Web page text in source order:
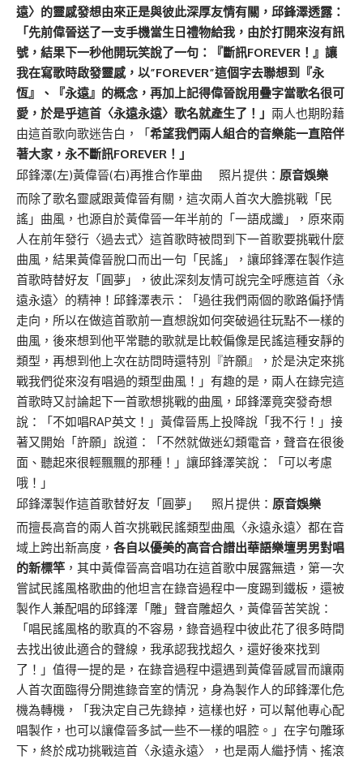
遠〉的靈感發想由來正是與彼此深厚友情有關，邱鋒澤透露：
「先前偉晉送了一支手機當生日禮物給我，由於打開來沒有訊
號，結果下一秒他開玩笑說了一句：『斷訊FOREVER！』讓
我在寫歌時啟發靈感，以”FOREVER”這個字去聯想到『永
恆』、『永遠』的概念，再加上記得偉晉說用疊字當歌名很可
愛，於是乎這首〈永遠永遠〉歌名就產生了！」 兩人也期盼藉
由這首歌向歌迷告白，「希望我們兩人組合的音樂能一直陪伴
著大家，永不斷訊FOREVER！」
邱鋒澤(左)黃偉晉(右)再推合作單曲 照片提供： 原音娛樂
而除了歌名靈感跟黃偉晉有關，這次兩人首次大膽挑戰「民
謠」曲風，也源自於黃偉晉一年半前的「一語成讖」，原來兩
人在前年發行〈過去式〉這首歌時被問到下一首歌要挑戰什麼
曲風，結果黃偉晉脫口而出一句「民謠」，讓邱鋒澤在製作這
首歌時替好友「圓夢」，彼此深刻友情可說完全呼應這首〈永
遠永遠〉的精神！邱鋒澤表示：「過往我們兩個的歌路偏抒情
走向，所以在做這首歌前一直想說如何突破過往玩點不一樣的
曲風，後來想到他平常聽的歌就是比較偏像是民謠這種安靜的
類型，再想到他上次在訪問時還特別『許願』，於是決定來挑
戰我們從來沒有唱過的類型曲風！」有趣的是，兩人在錄完這
首歌時又討論起下一首歌想挑戰的曲風，邱鋒澤竟突發奇想
說：「不如唱RAP英文！」黃偉晉馬上投降說「我不行！」接
著又開始「許願」說道：「不然就做迷幻類電音，聲音在很後
面、聽起來很輕飄飄的那種！」讓邱鋒澤笑說：「可以考慮
哦！」
邱鋒澤製作這首歌替好友「圓夢」 照片提供： 原音娛樂
而擅長高音的兩人首次挑戰民謠類型曲風〈永遠永遠〉都在音
域上跨出新高度， 各自以優美的高音合譜出華語樂壇男男對唱
的新標竿 ，其中黃偉晉高音唱功在這首歌中展露無遺，第一次
嘗試民謠風格歌曲的他坦言在錄音過程中一度踢到鐵板，還被
製作人兼配唱的邱鋒澤「雕」聲音雕超久，黃偉晉苦笑說：
「唱民謠風格的歌真的不容易，錄音過程中彼此花了很多時間
去找出彼此適合的聲線，我承認我找超久，還好後來找到
了！」值得一提的是，在錄音過程中還遇到黃偉晉感冒而讓兩
人首次面臨得分開進錄音室的情況，身為製作人的邱鋒澤化危
機為轉機，「我決定自己先錄掉，這樣也好，可以幫他專心配
唱製作，也可以讓偉晉多試一些不一樣的唱腔。」在字句雕琢
下，終於成功挑戰這首〈永遠永遠〉，也是兩人繼抒情、搖滾